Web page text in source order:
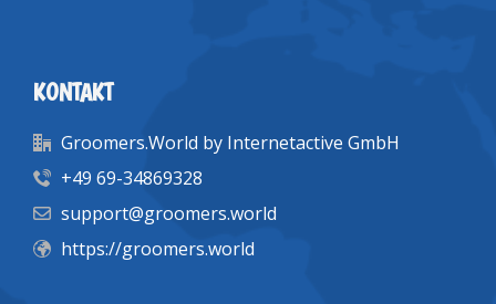
KONTAKT
Groomers.World by Internetactive GmbH
+49 69-34869328
support@groomers.world
https://groomers.world